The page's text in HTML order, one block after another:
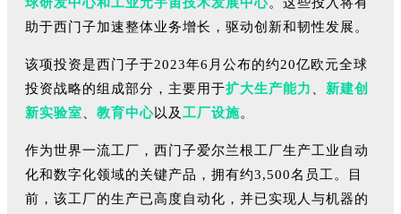
助于西门子加速整体业务增长，驱动创新和韧性发展。
该项投资是西门子于2023年6月公布的约20亿欧元全球
投资战略的组成部分，主要用于扩大生产能力
新建创
新实验室
教育中心以及 工厂设施。
作为世界一流工厂，西门子爱尔兰根工厂生产工业自动
化和数字化领域的关键产品，拥有约3,500名员工。目
前，该工厂的生产已高度自动化，并已实现人与机器的